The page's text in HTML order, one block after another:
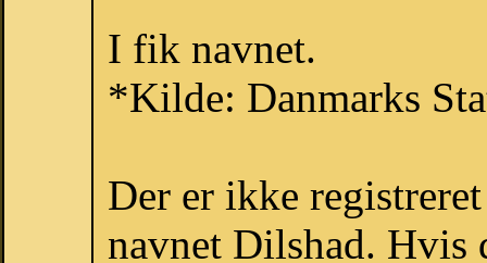
I fik navnet.
*Kilde: Danmarks
Der er ikke
navnet Dilshad. Hvis